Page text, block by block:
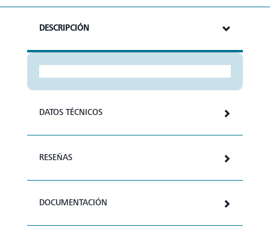
DESCRIPCIÓN
DATOS TÉCNICOS
RESEÑAS
DOCUMENTACIÓN